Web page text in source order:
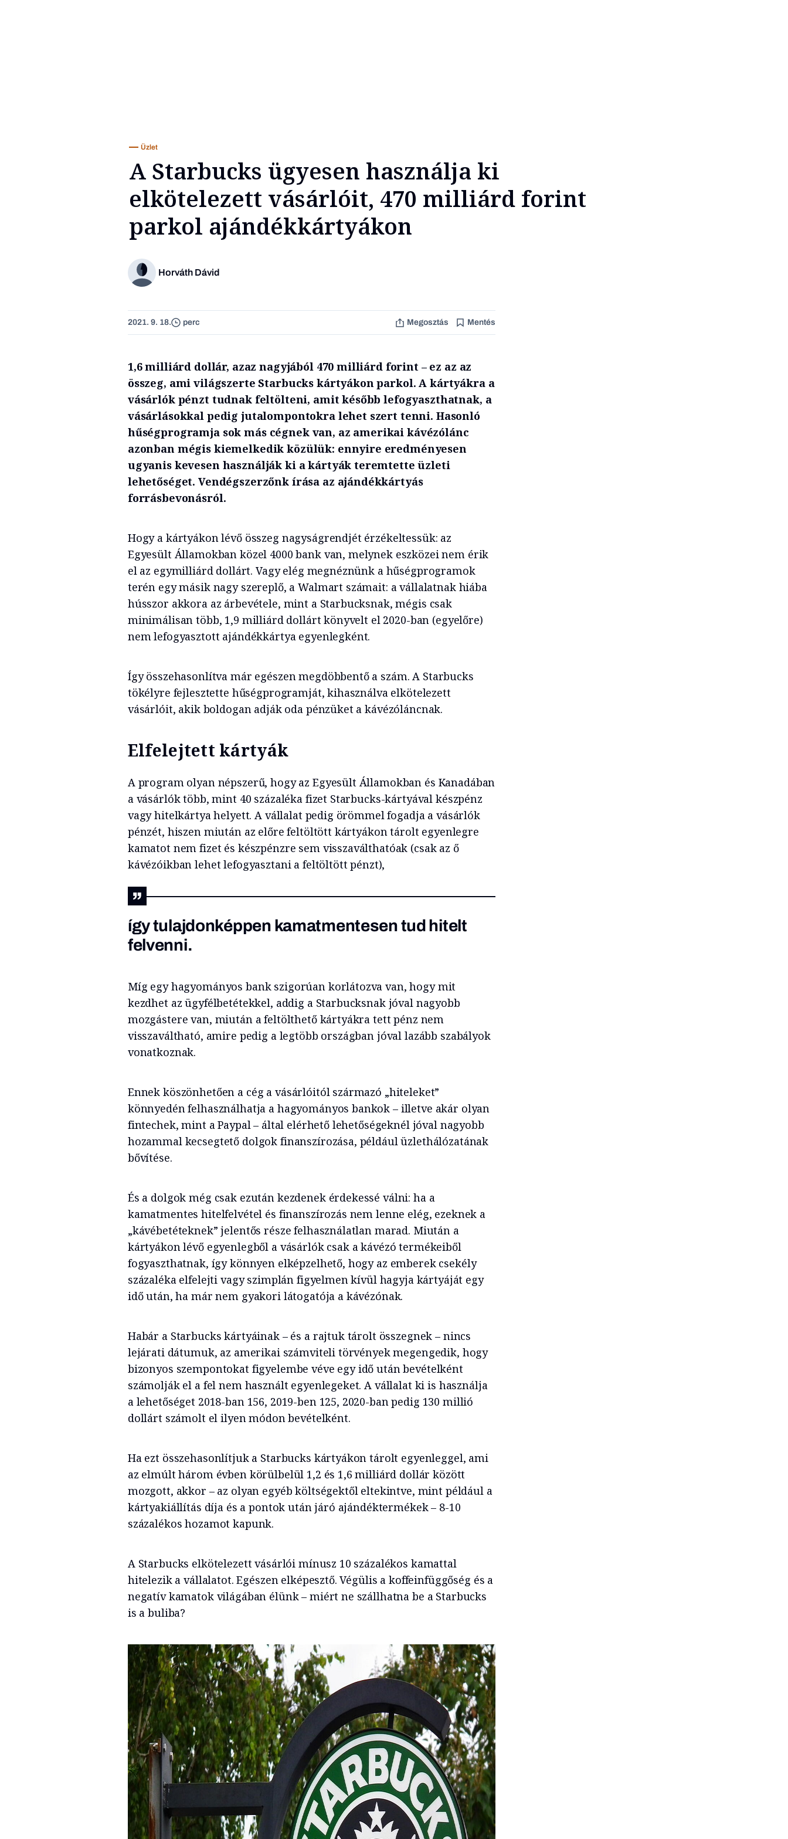
Üzlet
A Starbucks ügyesen használja ki
elkötelezett vásárlóit, 470 milliárd forint
parkol ajándékkártyákon
Horváth Dávid
2021. 9. 18. perc Megosztás Mentés
1,6 milliárd dollár, azaz nagyjából 470 milliárd forint – ez az az
összeg, ami világszerte Starbucks kártyákon parkol. A kártyákra a
vásárlók pénzt tudnak feltölteni, amit később lefogyaszthatnak, a
vásárlásokkal pedig jutalompontokra lehet szert tenni. Hasonló
hűségprogramja sok más cégnek van, az amerikai kávézólánc
azonban mégis kiemelkedik közülük: ennyire eredményesen
ugyanis kevesen használják ki a kártyák teremtette üzleti
lehetőséget. Vendégszerzőnk írása az ajándékkártyás
forrásbevonásról.
Hogy a kártyákon lévő összeg nagyságrendjét érzékeltessük: az
Egyesült Államokban közel 4000 bank van, melynek eszközei nem érik
el az egymilliárd dollárt. Vagy elég megnéznünk a hűségprogramok
terén egy másik nagy szereplő, a Walmart számait: a vállalatnak hiába
hússzor akkora az árbevétele, mint a Starbucksnak, mégis csak
minimálisan több, 1,9 milliárd dollárt könyvelt el 2020-ban (egyelőre)
nem lefogyasztott ajándékkártya egyenlegként.
Így összehasonlítva már egészen megdöbbentő a szám. A Starbucks
tökélyre fejlesztette hűségprogramját, kihasználva elkötelezett
vásárlóit, akik boldogan adják oda pénzüket a kávézóláncnak.
Elfelejtett kártyák
A program olyan népszerű, hogy az Egyesült Államokban és Kanadában
a vásárlók több, mint 40 százaléka fizet Starbucks-kártyával készpénz
vagy hitelkártya helyett. A vállalat pedig örömmel fogadja a vásárlók
pénzét, hiszen miután az előre feltöltött kártyákon tárolt egyenlegre
kamatot nem fizet és készpénzre sem visszaválthatóak (csak az ő
kávézóikban lehet lefogyasztani a feltöltött pénzt),
így tulajdonképpen kamatmentesen tud hitelt
felvenni.
Míg egy hagyományos bank szigorúan korlátozva van, hogy mit
kezdhet az ügyfélbetétekkel, addig a Starbucksnak jóval nagyobb
mozgástere van, miután a feltölthető kártyákra tett pénz nem
visszaváltható, amire pedig a legtöbb országban jóval lazább szabályok
vonatkoznak.
Ennek köszönhetően a cég a vásárlóitól származó „hiteleket”
könnyedén felhasználhatja a hagyományos bankok – illetve akár olyan
fintechek, mint a Paypal – által elérhető lehetőségeknél jóval nagyobb
hozammal kecsegtető dolgok finanszírozása, például üzlethálózatának
bővítése.
És a dolgok még csak ezután kezdenek érdekessé válni: ha a
kamatmentes hitelfelvétel és finanszírozás nem lenne elég, ezeknek a
„kávébetéteknek” jelentős része felhasználatlan marad. Miután a
kártyákon lévő egyenlegből a vásárlók csak a kávézó termékeiből
fogyaszthatnak, így könnyen elképzelhető, hogy az emberek csekély
százaléka elfelejti vagy szimplán figyelmen kívül hagyja kártyáját egy
idő után, ha már nem gyakori látogatója a kávézónak.
Habár a Starbucks kártyáinak – és a rajtuk tárolt összegnek – nincs
lejárati dátumuk, az amerikai számviteli törvények megengedik, hogy
bizonyos szempontokat figyelembe véve egy idő után bevételként
számolják el a fel nem használt egyenlegeket. A vállalat ki is használja
a lehetőséget 2018-ban 156, 2019-ben 125, 2020-ban pedig 130 millió
dollárt számolt el ilyen módon bevételként.
Ha ezt összehasonlítjuk a Starbucks kártyákon tárolt egyenleggel, ami
az elmúlt három évben körülbelül 1,2 és 1,6 milliárd dollár között
mozgott, akkor – az olyan egyéb költségektől eltekintve, mint például a
kártyakiállítás díja és a pontok után járó ajándéktermékek – 8-10
százalékos hozamot kapunk.
A Starbucks elkötelezett vásárlói mínusz 10 százalékos kamattal
hitelezik a vállalatot. Egészen elképesztő. Végülis a koffeinfüggőség és a
negatív kamatok világában élünk – miért ne szállhatna be a Starbucks
is a buliba?